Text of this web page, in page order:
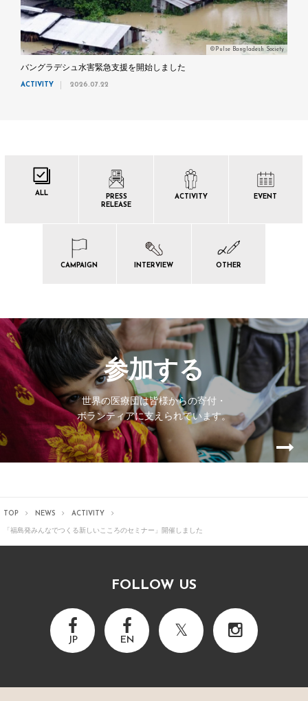
©Pulse Bangladesh Society
バングラデシュ水害緊急支援を開始しました
ACTIVITY 2026.07.22
ALL
PRESS
RELEASE
ACTIVITY EVENT
CAMPAIGN INTERVIEW OTHER
参加する
世界の医療団は皆様からの寄付・
ボランティアに支えられています。
TOP NEWS ACTIVITY
「福島発みんなでつくる新しいこころのセミナー」開催しました
FOLLOW US
JP EN